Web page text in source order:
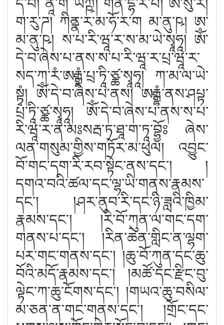
དེ་བ། ནཱ་ག ཡཀྵ། གན་དྷ་ར་པ། ཨ་སུ་ར།
ག་རུ་ཌ། ཀིནྣ་ར་མ་ཧོ་ར་ག མ་ནུ་ཥ། ཨ་
མ་ནུ་ཥ། ས་པ་རི་ཝཱ་ར་ས་མ་ཡེ་སྭཱཧཱ། ཨོཾ་
དེ་བ་ཞེས་པ་ནས་ས་པ་རི་ཝཱ་ར་པྲ་ཝཱ་ར་
སད་ཀ་རཾ་ཨརྒྷཾ་པྲ་ཏཱི་ཙྪ་སྭཱཧཱ། ཀ་མ་ལ་ཡེ་
སྟྭཾ། ཨོཾ་དེ་བ་ཞེས་པ་ནས། ཨརྒྷཾ་ནས་ཤཔྟ་
པྲ་ཏཱི་ཙྪ་སྭཱཧཱ། ཨོཾ་དེ་བ་ཞེས་པ་ནས་ས་པ་
རི་ཝཱ་ར་ན་མཿསརྦ་ཏ་ཐཱ་ག་ཏཱ་བྷྱོཿ ཞེས་
ལན་གསུམ་གྱིས་གཏོར་མ་ཕུལ། འབྱུང་
བོ་གང་དག་རི་རབ་སྟེང་ནས་དང༌། །
དགའ་བའི་ཚལ་དང་ལྷ་ཡི་གནས་རྣམས་
དང༌། །ཤར་ནུབ་རི་དང་ཉི་ཟླའི་ཁྱིམ་
རྣམས་དང༌། །རི་བོ་ཀུན་ལ་གང་དག་
གནས་པ་དང༌། །རིན་ཆེན་གླིང་ན་ལྷག་
པར་གང་གནས་དང༌། །ཆུ་བོ་ཀུན་དང་ཆུ་
བོའི་མདོ་རྣམས་དང༌། །མཚོ་དང་རྫིང་བུ་
ལྟེང་ཀ་ཆུ་ངོགས་དང༌། །གཡའ་ཆུ་བསིལ་
མ་ཅན་ན་གང་གནས་དང༌། །གྲོང་དང་